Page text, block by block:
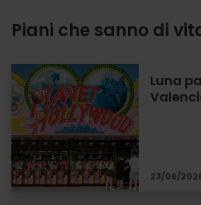
Piani che sanno di
Luna
23/06/